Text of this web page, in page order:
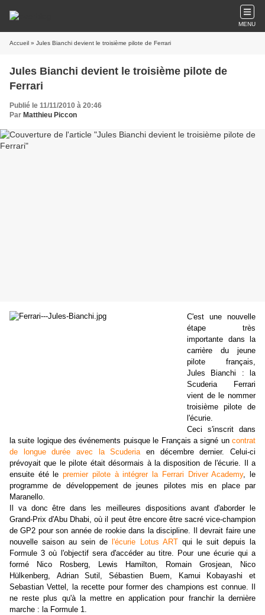
MENU
Accueil » Jules Bianchi devient le troisième pilote de Ferrari
Jules Bianchi devient le troisième pilote de
Ferrari
Publié le 11/11/2010 à 20:46
Par Matthieu Piccon
C'est une nouvelle
étape très
importante dans la
carrière du jeune
pilote français,
Jules Bianchi : la
Scuderia Ferrari
vient de le nommer
troisième pilote de
l'écurie.
Ceci s'inscrit dans
la suite logique des événements puisque le Français a signé un contrat
de longue durée avec la Scuderiaen décembre dernier. Celui-ci
prévoyait que le pilote était désormais à la disposition de l'écurie. Il a
ensuite été lepremier pilote à intégrer la Ferrari Driver Academy, le
programme de développement de jeunes pilotes mis en place par
Maranello.
Il va donc être dans les meilleures dispositions avant d'aborder le
Grand-Prix d'Abu Dhabi, où il peut être encore être sacré vice-champion
de GP2 pour son année de rookie dans la discipline. Il devrait faire une
nouvelle saison au sein de
l'écurie Lotus ARTqui le suit depuis la
Formule 3 où l'objectif sera d'accéder au titre. Pour une écurie qui a
formé
Nico Rosberg, Lewis Hamilton, Romain Grosjean, Nico
Hülkenberg,
Adrian Sutil, Sébastien Buem, Kamui Kobayashi et
Sebastian Vettel, la recette pour former des champions est connue. Il
ne reste plus qu'à la mettre en application pour franchir la dernière
marche : la Formule 1.